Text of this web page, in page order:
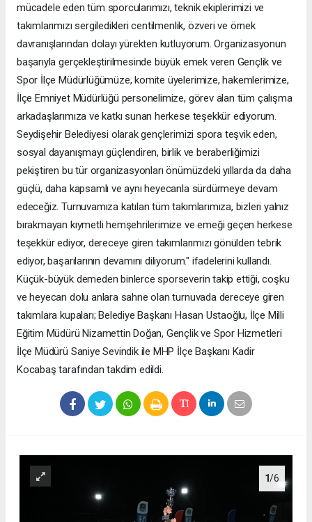
mücadele eden tüm sporcularımızı, teknik ekiplerimizi ve
takımlarımızı sergiledikleri centilmenlik, özveri ve örnek
davranışlarından dolayı yürekten kutluyorum. Organizasyonun
başarıyla gerçekleştirilmesinde büyük emek veren Gençlik ve
Spor İlçe Müdürlüğümüze, komite üyelerimize, hakemlerimize,
İlçe Emniyet Müdürlüğü personelimize, görev alan tüm çalışma
arkadaşlarımıza ve katkı sunan herkese teşekkür ediyorum.
Seydişehir Belediyesi olarak gençlerimizi spora teşvik eden,
sosyal dayanışmayı güçlendiren, birlik ve beraberliğimizi
pekiştiren bu tür organizasyonları önümüzdeki yıllarda da daha
güçlü, daha kapsamlı ve aynı heyecanla sürdürmeye devam
edeceğiz. Turnuvamıza katılan tüm takımlarımıza, bizleri yalnız
bırakmayan kıymetli hemşehrilerimize ve emeği geçen herkese
teşekkür ediyor, dereceye giren takımlarımızı gönülden tebrik
ediyor, başarılarının devamını diliyorum." ifadelerini kullandı.
Küçük-büyük demeden binlerce sporseverin takip ettiği, coşku
ve heyecan dolu anlara sahne olan turnuvada dereceye giren
takımlara kupaları; Belediye Başkanı Hasan Ustaoğlu, İlçe Milli
Eğitim Müdürü Nizamettin Doğan, Gençlik ve Spor Hizmetleri
İlçe Müdürü Saniye Sevindik ile MHP İlçe Başkanı Kadir
Kocabaş tarafından takdim edildi.
1/6